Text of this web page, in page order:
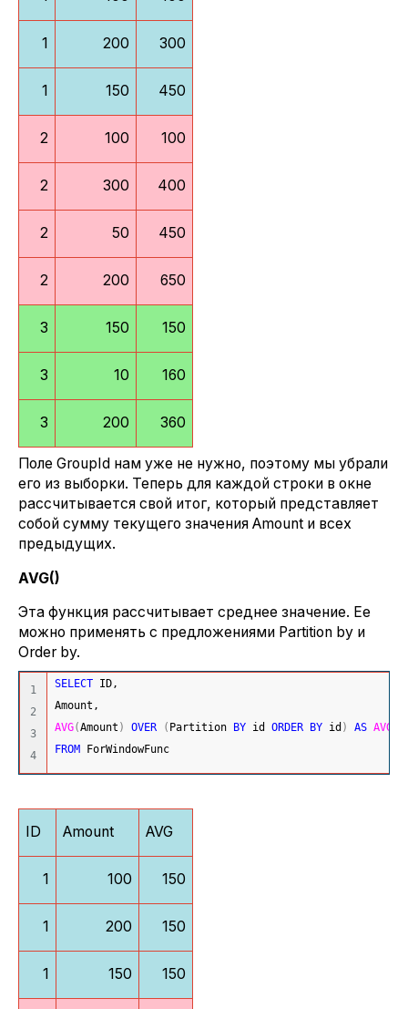
1 200 300
1 150 450
2 100 100
2 300 400
2 50 450
2 200 650
3 150 150
3 10 160
3 200 360
Поле GroupId нам уже не нужно, поэтому мы убрали
его из выборки. Теперь для каждой строки в окне
рассчитывается свой итог, который представляет
собой сумму текущего значения Amount и всех
предыдущих.
AVG()
Эта функция рассчитывает среднее значение. Ее
можно применять с предложениями Partition by и
Order by.
1
2
3
SELECT ID,
Amount,
AVG(Amount ) OVER ( Partition BY id ORDER BY id ) AS AVG
FROM ForWindowFunc
ID Amount AVG
1 100 150
1 200 150
1 150 150